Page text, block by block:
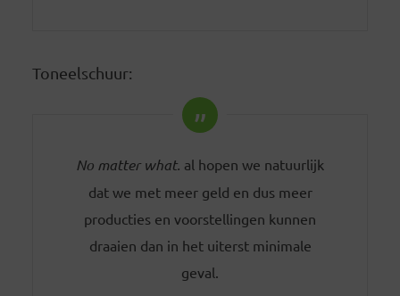
Toneelschuur:
No matter what. al hopen we natuurlijk
dat we met meer geld en dus meer
producties en voorstellingen kunnen
draaien dan in het uiterst minimale
geval.